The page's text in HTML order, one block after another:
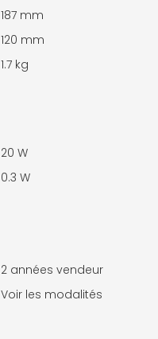
187 mm
120 mm
1.7 kg
20 W
0.3 W
2 années vendeur
Voir les modalités